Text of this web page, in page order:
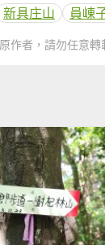
新具庄山 員崠
作者，請勿任意轉